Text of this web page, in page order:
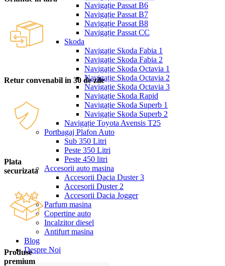
Navigație Passat B6
Navigație Passat B7
Navigație Passat B8
Navigație Passat CC
Skoda
Navigație Skoda Fabia 1
Navigație Skoda Fabia 2
Navigație Skoda Octavia 1
Navigație Skoda Octavia 2
Navigație Skoda Octavia 3
Navigație Skoda Rapid
Navigație Skoda Superb 1
Navigație Skoda Superb 2
Navigație Toyota Avensis T25
Portbagaj Plafon Auto
Sub 350 Litri
Peste 350 Litri
Peste 450 litri
Accesorii auto masina
Accesorii Dacia Duster 3
Accesorii Duster 2
Accesorii Dacia Jogger
Parfum masina
Copertine auto
Incalzitor diesel
Antifurt masina
Blog
Despre Noi
Retur convenabil in 30 de zile
Plata
securizata
Produse
premium